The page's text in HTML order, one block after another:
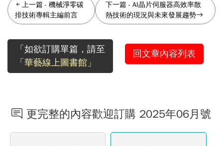
上一篇 - 機械淨零碳
排技術專輯主編前言
下一篇 -AI晶片伺服器高效率散
熱技術的現況與未來發展趨勢
「如欲訂購單篇，請至
「華藝線上圖書館」
回文章內容列表
更完整的內容歡迎訂購 2025年06月號